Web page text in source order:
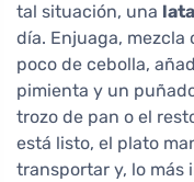
tal situación, una
día. Enjuaga,
poco de cebolla,
pimienta y un
trozo de pan o el
está listo, el plato
transportar y, lo más